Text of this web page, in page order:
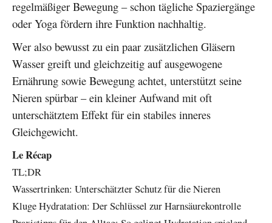
regelmäßiger Bewegung – schon tägliche Spaziergänge
oder Yoga fördern ihre Funktion nachhaltig.
Wer also bewusst zu ein paar zusätzlichen Gläsern
Wasser greift und gleichzeitig auf ausgewogene
Ernährung sowie Bewegung achtet, unterstützt seine
Nieren spürbar – ein kleiner Aufwand mit oft
unterschätztem Effekt für ein stabiles inneres
Gleichgewicht.
Le Récap
TL;DR
Wassertrinken: Unterschätzter Schutz für die Nieren
Kluge Hydratation: Der Schlüssel zur Harnsäurekontrolle